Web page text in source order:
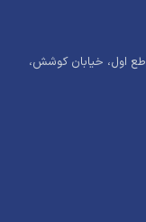
اول، خیابان کوشش،